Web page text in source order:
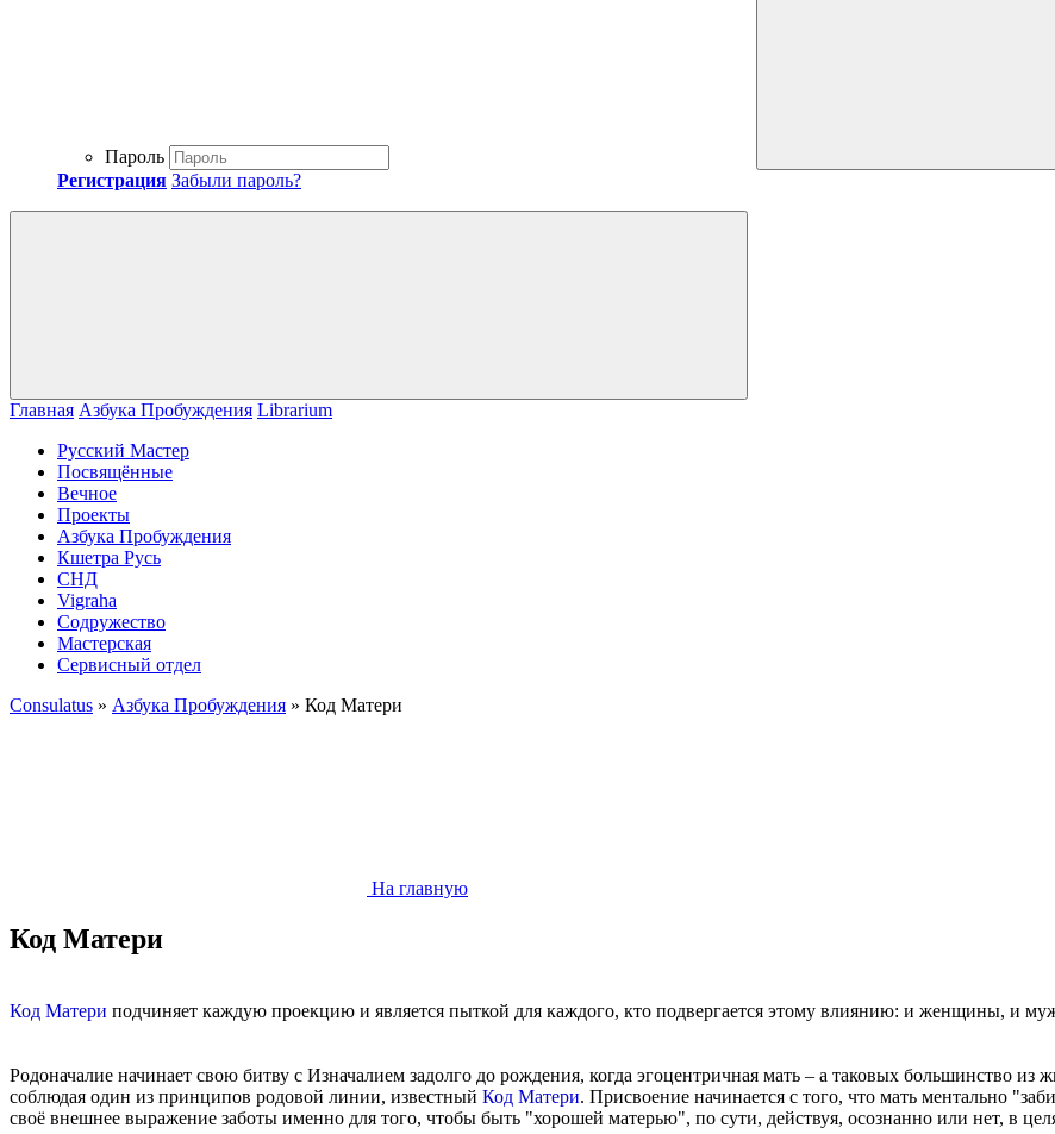
Пароль
Регистрация Забыли пароль?
Главная Азбука Пробуждения Librarium
Русский Мастер
Посвящённые
Вечное
Проекты
Азбука Пробуждения
Кшетра Русь
СНД
Vigraha
Содружество
Мастерская
Сервисный отдел
Consulatus » Азбука Пробуждения » Код Матери
На главную
Код Матери
Код Матери подчиняет каждую проекцию и является пыткой для каждого, кто подвергается этому влиянию: и женщины, и
Родоначалие начинает свою битву с Изначалием задолго до рождения, когда эгоцентричная мать – а таковых большинство
соблюдая один из принципов родовой линии, известный Код Матери. Присвоение начинается с того, что мать ментально
своё внешнее выражение заботы именно для того, чтобы быть "хорошей матерью", по сути, действуя, осознанно или нет, в